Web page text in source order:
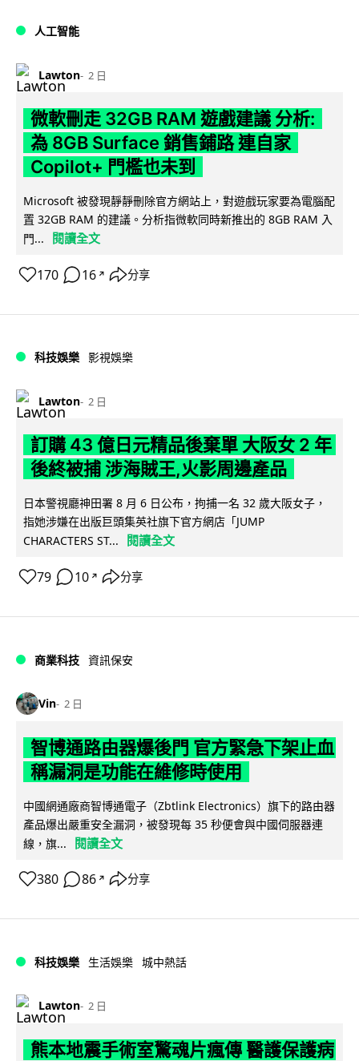
人工智能
Lawton 2 日
微軟刪走 32GB RAM 遊戲建議 分析:
為 8GB Surface 銷售鋪路 連自家
Copilot+ 門檻也未到
Microsoft 被發現靜靜刪除官方網站上，對遊戲玩家要為電腦配
置 32GB RAM 的建議。分析指微軟同時新推出的 8GB RAM 入
門...
閱讀全文
170 16 ↗ 分享
科技娛樂 影視娛樂
Lawton 2 日
訂購 43 億日元精品後棄單 大阪女 2 年
後終被捕 涉海賊王,火影周邊產品
日本警視廳神田署 8 月 6 日公布，拘捕一名 32 歲大阪女子，
指她涉嫌在出版巨頭集英社旗下官方網店「JUMP
CHARACTERS ST...
閱讀全文
79 10 ↗ 分享
商業科技 資訊保安
Vin 2 日
智博通路由器爆後門 官方緊急下架止血
稱漏洞是功能在維修時使用
中國網通廠商智博通電子（Zbtlink Electronics）旗下的路由器
產品爆出嚴重安全漏洞，被發現每 35 秒便會與中國伺服器連
線，旗...
閱讀全文
380 86 ↗ 分享
科技娛樂 生活娛樂 城中熱話
Lawton 2 日
熊本地震手術室驚魂片瘋傳 醫護保護病